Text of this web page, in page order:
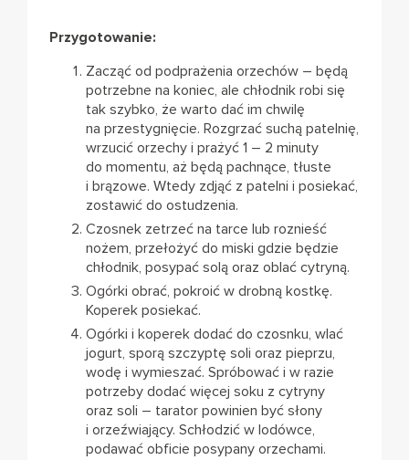
Przygotowanie:
Zacząć od podprażenia orzechów – będą
potrzebne na koniec, ale chłodnik robi się
tak szybko, że warto dać im chwilę
na przestygnięcie. Rozgrzać suchą patelnię,
wrzucić orzechy i prażyć 1 – 2 minuty
do momentu, aż będą pachnące, tłuste
i brązowe. Wtedy zdjąć z patelni i posiekać,
zostawić do ostudzenia.
Czosnek zetrzeć na tarce lub roznieść
nożem, przełożyć do miski gdzie będzie
chłodnik, posypać solą oraz oblać cytryną.
Ogórki obrać, pokroić w drobną kostkę.
Koperek posiekać.
Ogórki i koperek dodać do czosnku, wlać
jogurt, sporą szczyptę soli oraz pieprzu,
wodę i wymieszać. Spróbować i w razie
potrzeby dodać więcej soku z cytryny
oraz soli – tarator powinien być słony
i orzeźwiający. Schłodzić w lodówce,
podawać obficie posypany orzechami.